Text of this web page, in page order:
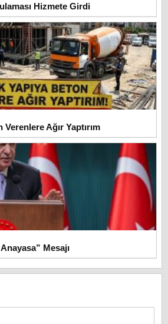
Hizmete Girdi
Verenlere Ağır Yaptırım
Mesajı